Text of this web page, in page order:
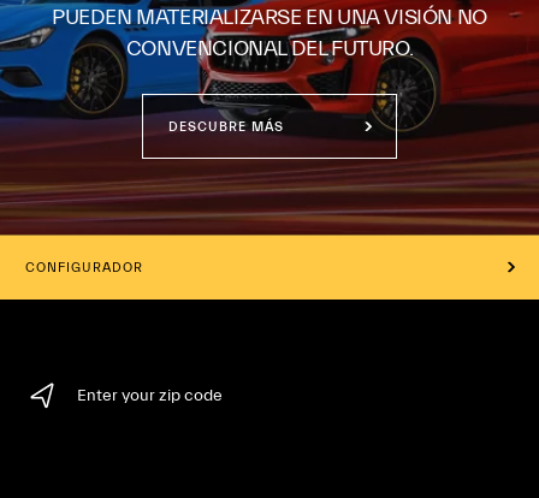
PUEDEN MATERIALIZARSE EN UNA VISIÓN NO
CONVENCIONAL DEL FUTURO.
DESCUBRE MÁS
CONFIGURADOR
Enter your zip code